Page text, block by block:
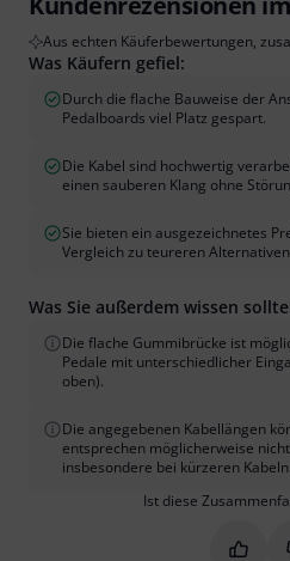
Aus echten Käuferbewertungen,
Was Käufern gefiel:
Durch die flache Bauweise der
Pedalboards viel Platz gespart.
Die Kabel sind hochwertig
einen sauberen Klang ohne
Sie bieten ein ausgezeichnetes
Vergleich zu teureren
Was Sie außerdem wissen
Die flache Gummibrücke ist
Pedale mit unterschiedlicher
oben).
Die angegebenen Kabellängen
entsprechen möglicherweise
insbesondere bei kürzeren Kabeln.
Ist diese